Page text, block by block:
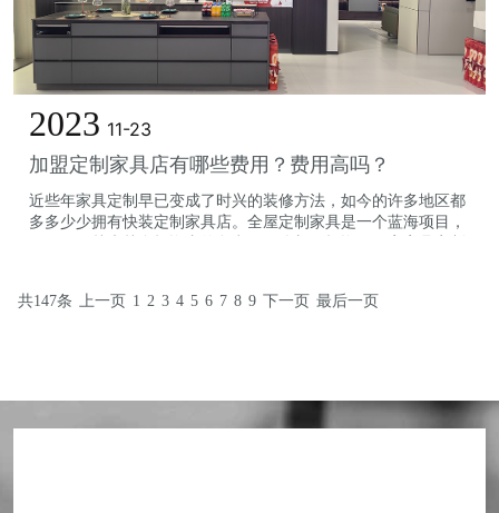
2023 11-23
加盟定制家具店有哪些费用？费用高吗？
近些年家具定制早已变成了时兴的装修方法，如今的许多地区都
多多少少拥有快装定制家具店。全屋定制家具是一个蓝海项目，
吸引住了越来越多投资者的留意。那么想要投资开一家家具定制
共147条 上一页 1 2 3 4 5 6 7 8 9 下一页 最后一页